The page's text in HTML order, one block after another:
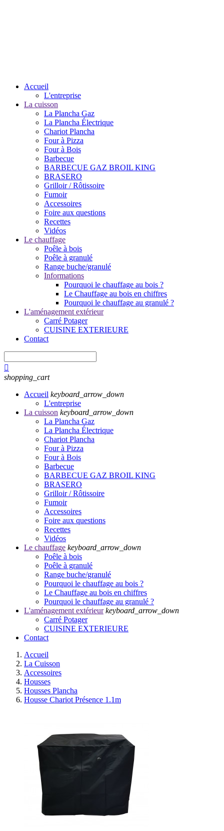
Accueil
L'entreprise
La cuisson
La Plancha Gaz
La Plancha Électrique
Chariot Plancha
Four à Pizza
Four à Bois
Barbecue
BARBECUE GAZ BROIL KING
BRASERO
Grilloir / Rôtissoire
Fumoir
Accessoires
Foire aux questions
Recettes
Vidéos
Le chauffage
Poêle à bois
Poêle à granulé
Range buche/granulé
Informations
Pourquoi le chauffage au bois ?
Le Chauffage au bois en chiffres
Pourquoi le chauffage au granulé ?
L'aménagement extérieur
Carré Potager
CUISINE EXTERIEURE
Contact

shopping_cart
Accueil keyboard_arrow_down
L'entreprise
La cuisson keyboard_arrow_down
La Plancha Gaz
La Plancha Électrique
Chariot Plancha
Four à Pizza
Four à Bois
Barbecue
BARBECUE GAZ BROIL KING
BRASERO
Grilloir / Rôtissoire
Fumoir
Accessoires
Foire aux questions
Recettes
Vidéos
Le chauffage keyboard_arrow_down
Poêle à bois
Poêle à granulé
Range buche/granulé
Pourquoi le chauffage au bois ?
Le Chauffage au bois en chiffres
Pourquoi le chauffage au granulé ?
L'aménagement extérieur keyboard_arrow_down
Carré Potager
CUISINE EXTERIEURE
Contact
Accueil
La Cuisson
Accessoires
Housses
Housses Plancha
Housse Chariot Présence 1.1m